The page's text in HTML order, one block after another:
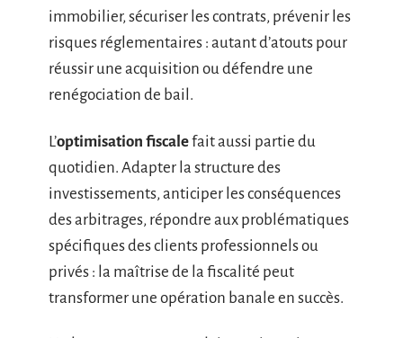
immobilier, sécuriser les contrats, prévenir les
risques réglementaires : autant d’atouts pour
réussir une acquisition ou défendre une
renégociation de bail.
L’optimisation fiscalefait aussi partie du
quotidien. Adapter la structure des
investissements, anticiper les conséquences
des arbitrages, répondre aux problématiques
spécifiques des clients professionnels ou
privés : la maîtrise de la fiscalité peut
transformer une opération banale en succès.